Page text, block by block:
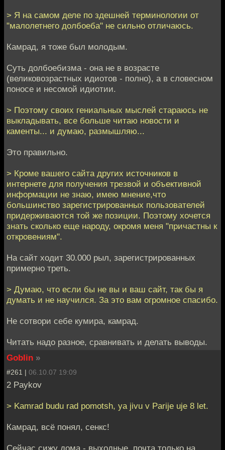
> Я на самом деле по здешней терминологии от
"малолетнего долбоеба" не сильно отличаюсь.
Камрад, я тоже был молодым.
Суть долбоебизма - она не в возрасте
(великовозрастных идиотов - полно), а в словесном
поносе и несомой идиотии.
> Поэтому своих гениальных мыслей стараюсь не
выкладывать, все больше читаю новости и
каменты... и думаю, размышляю...
Это правильно.
> Кроме вашего сайта других источников в
интернете для получения трезвой и объективной
информации не знаю, имею мнение,что
большинство зарегистрированных пользователей
придерживаются той же позиции. Поэтому хочется
знать сколько еще народу, окромя меня "причастны к
откровениям".
На сайт ходит 30.000 рыл, зарегистрированных
примерно треть.
> Думаю, что если бы не вы и ваш сайт, так бы я
думать и не научился. За это вам огромное спасибо.
Не сотвори себе кумира, камрад.
Читать надо разное, сравнивать и делать выводы.
Goblin »
#261 | 06.10.07 19:09
2 Paykov
> Kamrad budu rad pomotsh, ya jivu v Parije uje 8 let.
Камрад, всё понял, сенкс!
Сейчас сижу дома - выходные, почта только на